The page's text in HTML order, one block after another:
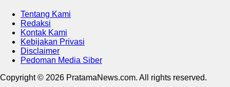
Tentang Kami
Redaksi
Kontak Kami
Kebijakan Privasi
Disclaimer
Pedoman Media Siber
Copyright © 2026 PratamaNews.com. All rights reserved.